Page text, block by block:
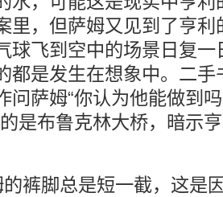
里，但萨姆又见到了亨
球飞到空中的场景日复
都是发生在想象中。二
问萨姆“你认为他能做到
是布鲁克林大桥，暗示
裤脚总是短一截，这是